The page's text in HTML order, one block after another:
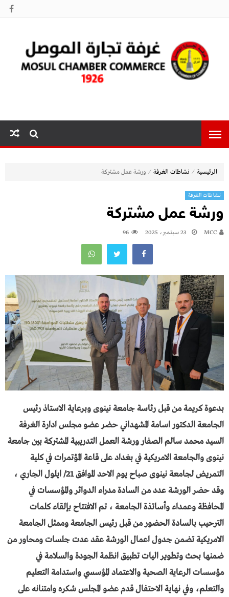
الموصل
الرئيسية ⁄ نشاطات الغرفة ⁄ ورشة عمل مشتركة
نشاطات الغرفة
ورشة عمل مشتركة
MCC 23 سبتمبر، 2025 96
بدعوة كريمة من قبل رئاسة جامعة نينوى وبرعاية الاستاذ رئيس
الجامعة الدكتور اسامة المشهداني حضر عضو مجلس ادارة الغرفة
السيد محمد سالم الصفار ورشة العمل التدريبية المشتركة بين جامعة
نينوى والجامعة الامريكية في بغداد على قاعة المؤتمرات في كلية
التمريض لجامعة نينوى صباح يوم الاحد الموافق 21/ ايلول الجاري ،
وقد حضر الورشة عدد من السادة مدراء الدوائر والمؤسسات في
المحافظة وعمداء وأساتذة الجامعة ، تم الافتتاح بإلقاء كلمات
الترحيب بالسادة الحضور من قبل رئيس الجامعة وممثل الجامعة
الامريكية تضمن جدول اعمال الورشة عقد عدت جلسات ومحاور من
ضمنها بحث وتطوير اليات تطبيق انظمة الجودة والسلامة في
مؤسسات الرعاية الصحية والاعتماد المؤسسي واستدامة التعليم
والتعلم، وفي نهاية الاحتفال قدم عضو المجلس شكره وامتنانه على